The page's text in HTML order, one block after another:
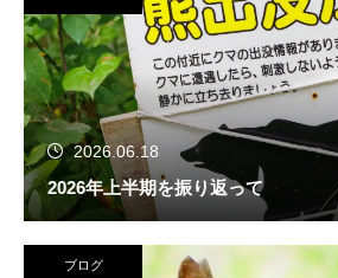
2026.06.18
2026年上半期を振り返って
ブログ